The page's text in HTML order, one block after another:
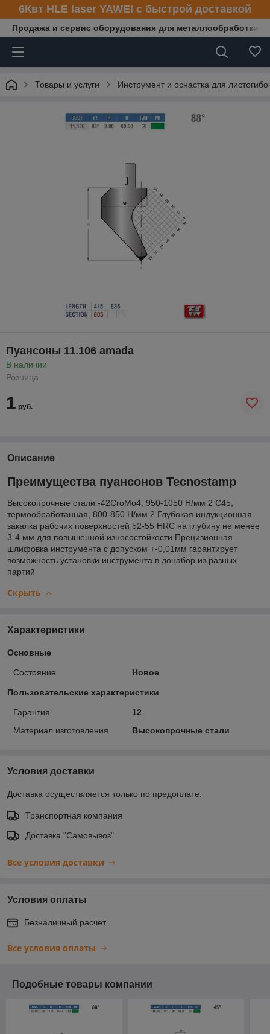
6Квт HLE laser YAWEI с быстрой доставкой
Продажа и сервис оборудования для металлообработки
Товары и услуги Инструмент и оснастка для
Пуансоны 11.106 amada
В наличии
Розница
1 руб.
Описание
Преимущества пуансонов Tecnostamp
Высокопрочные стали -42CroMo4, 950-1050 Н/мм 2 С45,
термообработанная, 800-850 Н/мм 2 Глубокая индукционная
закалка рабочих поверхностей 52-55 HRC на глубину не менее
3-4 мм для повышенной износостойкости Прецизионная
шлифовка инструмента с допуском +-0,01мм гарантирует
возможность установки инструмента в донабор из разных
партий
Скрыть
Характеристики
Основные
Состояние Новое
Пользовательские характеристики
Гарантия
12
Материал изготовления
Высокопрочные стали
Условия доставки
Доставка осуществляется только по предоплате.
Транспортная компания
Доставка "Самовывоз"
Все условия доставки
Условия оплаты
Безналичный расчет
Все условия оплаты
Подобные товары компании